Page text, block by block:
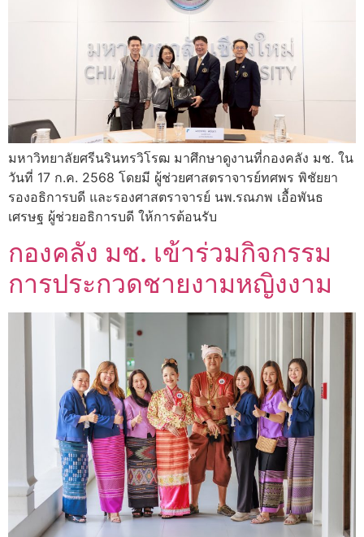
มหาวิทยาลัยศรีนรินทรวิโรฒ มาศึกษาดูงานที่กองคลัง มช. ใน
วันที่ 17 ก.ค. 2568 โดยมี ผู้ช่วยศาสตราจารย์ทศพร พิชัยยา
รองอธิการบดี และรองศาสตราจารย์ นพ.รณภพ เอื้อพันธ
เศรษฐ ผู้ช่วยอธิการบดี ให้การต้อนรับ
กองคลัง มช. เข้าร่วมกิจกรรม
การประกวดชายงามหญิงงาม